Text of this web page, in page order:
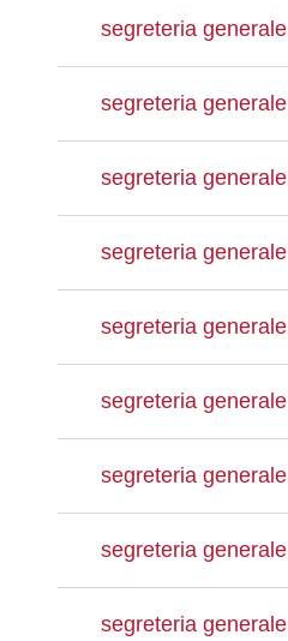
segreteria generale
segreteria generale
segreteria generale
segreteria generale
segreteria generale
segreteria generale
segreteria generale
segreteria generale
segreteria generale